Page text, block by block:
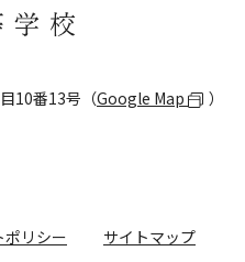
10番13号（Google Map
）
ポリシー サイトマップ